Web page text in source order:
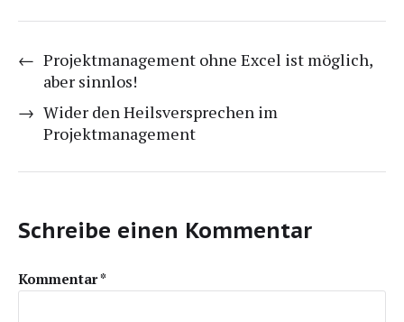
← Projektmanagement ohne Excel ist möglich,
aber sinnlos!
→ Wider den Heilsversprechen im
Projektmanagement
Schreibe einen Kommentar
Kommentar*